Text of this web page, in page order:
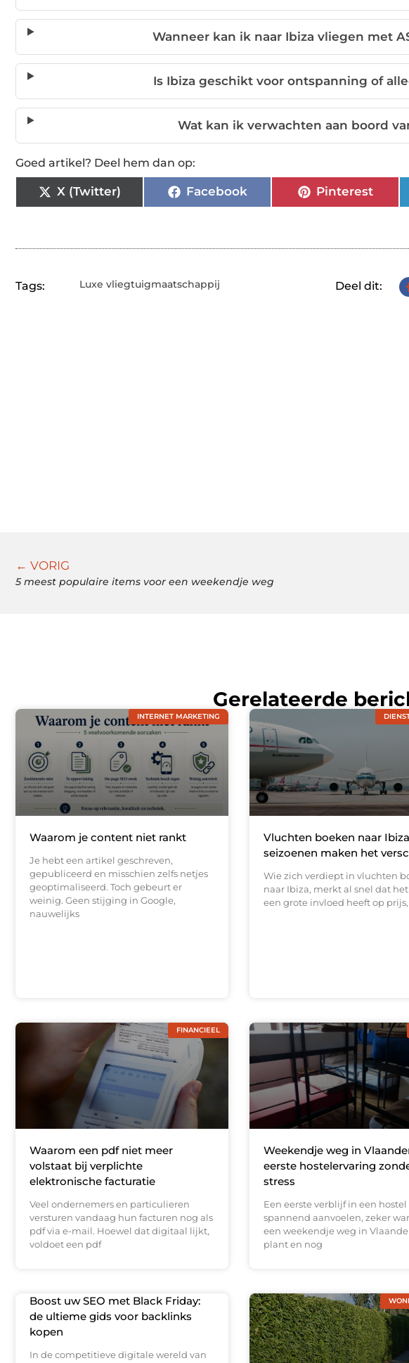
Wanneer kan ik naar Ibiza vliegen met
Is Ibiza geschikt voor ontspanning of
Wat kan ik verwachten aan boord
Goed artikel? Deel hem dan op:
X (Twitter) Facebook Pinterest
Tags: Luxe vliegtuigmaatschappij Deel dit:
← VORIG
5 meest populaire items voor een weekendje weg
Gerelateerde
INTERNET MARKETING
Waarom je content niet rankt
Je hebt een artikel geschreven,
gepubliceerd en misschien zelfs netjes
geoptimaliseerd. Toch gebeurt er
weinig. Geen stijging in Google,
nauwelijks
Vluchten boeken naar
seizoenen maken het
Wie zich verdiept in vluchten
naar Ibiza, merkt al snel dat
een grote invloed heeft op prijs,
FINANCIEEL
Waarom een pdf niet meer
volstaat bij verplichte
elektronische facturatie
Veel ondernemers en particulieren
versturen vandaag hun facturen nog als
pdf via e-mail. Hoewel dat digitaal lijkt,
voldoet een pdf
Weekendje weg in
eerste hostelervaring
stress
Een eerste verblijf in een hostel
spannend aanvoelen, zeker
een weekendje weg in
plant en nog
Boost uw SEO met Black Friday:
de ultieme gids voor backlinks
kopen
In de competitieve digitale wereld van